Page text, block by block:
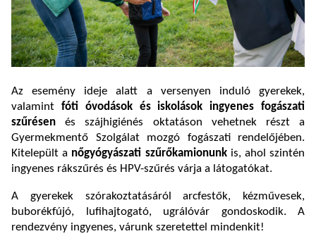
Az esemény ideje alatt a versenyen induló gyerekek,
valamint fóti óvodások és iskolások ingyenes fogászati
szűrésenés szájhigiénés oktatáson vehetnek részt a
Gyermekmentő Szolgálat mozgó fogászati rendelőjében.
Kitelepült a nőgyógyászati szűrőkamionunkis, ahol szintén
ingyenes rákszűrés és HPV-szűrés várja a látogatókat.
A gyerekek szórakoztatásáról arcfestők, kézművesek,
buborékfújó, lufihajtogató, ugrálóvár gondoskodik. A
rendezvény ingyenes, várunk szeretettel mindenkit!